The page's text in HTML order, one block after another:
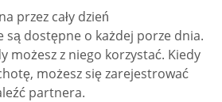
przez cały dzień
dostępne o każdej porze dnia.
możesz z niego korzystać. Kiedy
możesz się zarejestrować
partnera.